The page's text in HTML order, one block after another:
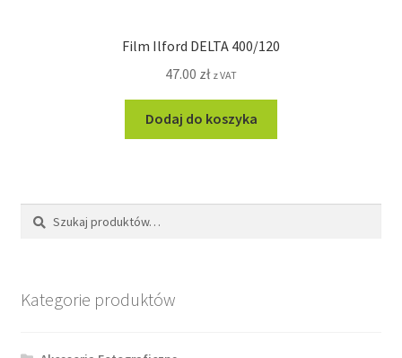
Film Ilford DELTA 400/120
47.00 zł z VAT
Dodaj do koszyka
Szukaj:
Szukaj
Kategorie produktów